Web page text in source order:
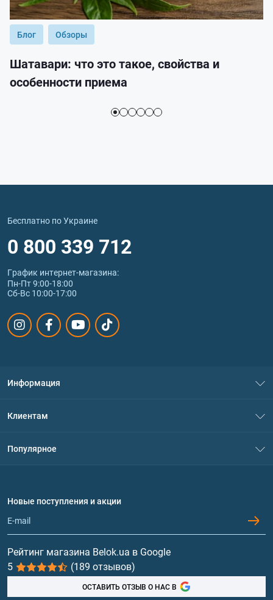
Блог Обзоры
Шатавари: что это такое, свойства и
особенности приема
Бесплатно по Украине
0 800 339 712
График интернет‑магазина:
Пн-Пт 9:00-18:00
Сб-Вс 10:00-17:00
Информация
Политика конфиденциальности
Обмен и возврат
Клиентам
Популярное
Протеин
Гейнеры
Витамины и минералы
Рыбий жир, жирные кислоты
Новые поступления и акции
Рейтинг магазина Belok.ua в Google
5
(189 отзывов)
ОСТАВИТЬ ОТЗЫВ О НАС В